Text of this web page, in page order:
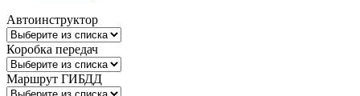
Автоинструктор
Коробка передач
Маршрут ГИБДД